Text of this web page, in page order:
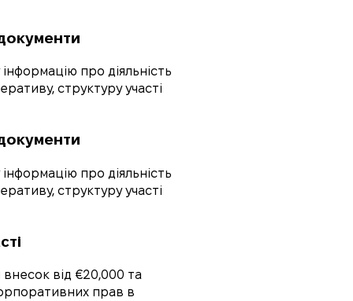
про діяльність
структуру участі
про діяльність
структуру участі
від €20,000 та
прав в